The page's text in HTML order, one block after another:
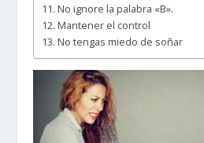
11. No ignore la palabra «B».
12. Mantener el control
13. No tengas miedo de soñar